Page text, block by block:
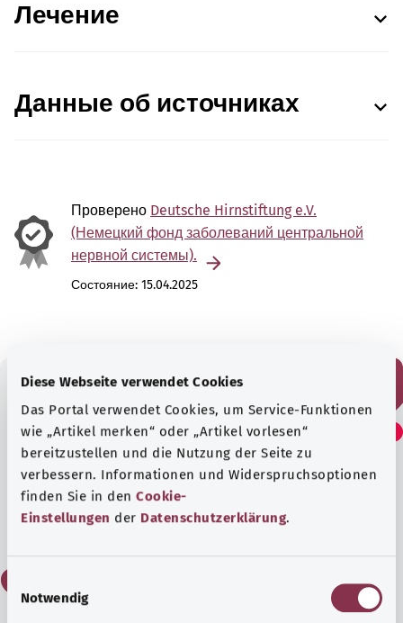
Diese Webseite verwendet Cookies
Das Portal verwendet Cookies, um Service-Funktionen
wie „Artikel merken“ oder „Artikel vorlesen“
bereitzustellen und die Nutzung der Seite zu
verbessern. Informationen und Widerspruchsoptionen
finden Sie in den Cookie-
Einstellungen der Datenschutzerklärung.
Notwendig
Лечение
Данные об источниках
Проверено Deutsche Hirnstiftung e.V.
(Немецкий фонд заболеваний центральной
нервной системы).
Состояние: 15.04.2025
Считаете ли вы эту
статью полезной?
Да